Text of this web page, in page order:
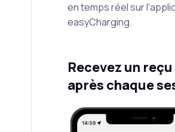
en temps réel sur
easyCharging.
Recevez un
après chaque